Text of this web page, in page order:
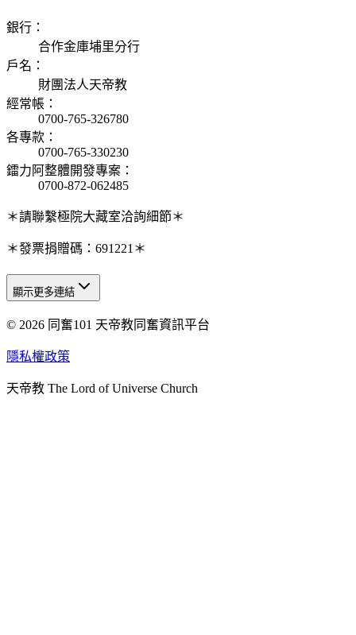
銀行 ：
合作金庫埔里分行
戶名 ：
財團法人天帝教
經常帳 ：
0700-765-326780
各專款 ：
0700-765-330230
鐳力阿整體開發專案 ：
0700-872-062485
＊請聯繫極院大藏室洽詢細節＊
＊發票捐贈碼：691221＊
天人研究總院
天人研究學院
天人炁功院
顯示更多連結
© 2026 同奮101 天帝教同奮資訊平台
隱私權政策
天帝教 The Lord of Universe Church